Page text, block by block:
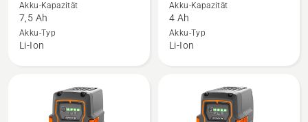
Akku
BLi30
anzeigen,
Akku-Kapazität
7,5 Ah
Akku-Typ
Li-Ion
40-
B140X
anzeigen
Akku-Kapazität
4 Ah
Akku-Typ
Li-Ion